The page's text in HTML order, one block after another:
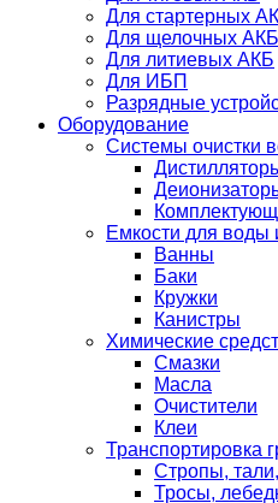
Для стартерных
Для щелочных АКБ
Для литиевых АКБ
Для ИБП
Разрядные
Оборудование
Системы очистки
Емкости для воды
Ванны
Баки
Кружки
Канистры
Химические
Смазки
Масла
Очистители
Клеи
Транспортировка
Стропы,
Тросы,